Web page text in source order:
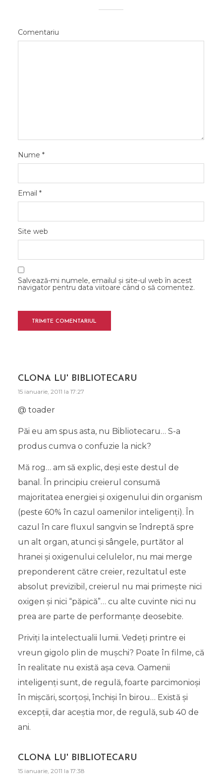
Comentariu
Nume *
Email *
Site web
Salvează-mi numele, emailul și site-ul web în acest
navigator pentru data viitoare când o să comentez.
CLONA LU' BIBLIOTECARU
15 ianuarie, 2011 la 17:27
@ toader
Păi eu am spus asta, nu Bibliotecaru… S-a
produs cumva o confuzie la nick?
Mă rog… am să explic, deşi este destul de
banal. În principiu creierul consumă
majoritatea energiei şi oxigenului din organism
(peste 60% în cazul oamenilor inteligenţi). În
cazul în care fluxul sangvin se îndreptă spre
un alt organ, atunci şi sângele, purtător al
hranei şi oxigenului celulelor, nu mai merge
preponderent către creier, rezultatul este
absolut previzibil, creierul nu mai primeşte nici
oxigen şi nici “păpică”… cu alte cuvinte nici nu
prea are parte de performanţe deosebite.
Priviţi la intelectualii lumii. Vedeţi printre ei
vreun gigolo plin de muşchi? Poate în filme, că
în realitate nu există aşa ceva. Oamenii
inteligenţi sunt, de regulă, foarte parcimonioşi
în mişcări, scorţoşi, închişi în birou… Există şi
excepţii, dar aceştia mor, de regulă, sub 40 de
ani.
CLONA LU' BIBLIOTECARU
15 ianuarie, 2011 la 17:38